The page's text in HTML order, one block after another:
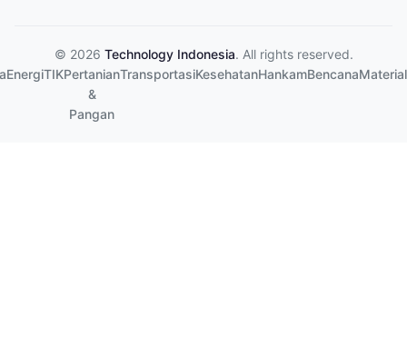
© 2026 Technology Indonesia. All rights reserved.
EnergiTIKPertanian
&
Pangan
TransportasiKesehatanHankamBencanaMaterial